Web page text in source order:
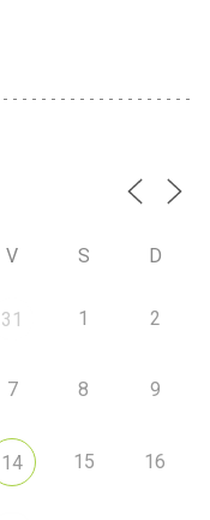
V S D
31 1 2
7 8 9
14 15 16